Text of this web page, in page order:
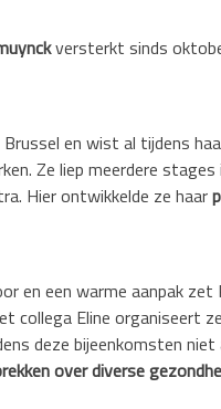
versterkt sinds
Brussel en wist al tijdens
Ze liep meerdere stages
Hier ontwikkelde ze haar
en een warme aanpak zet
collega Eline organiseert
deze bijeenkomsten
over diverse